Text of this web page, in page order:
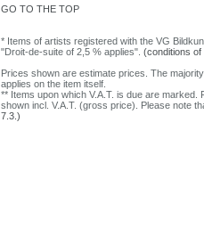
GO TO THE TOP
* Items of artists registered with the VG
"Droit-de-suite of 2,5 % applies". (conditions of
Prices shown are estimate prices. The
applies on the item itself.
** Items upon which V.A.T. is due are
shown incl. V.A.T. (gross price). Please note
7.3.)